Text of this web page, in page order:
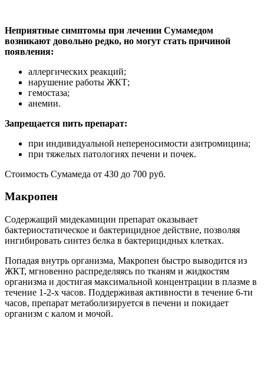
Неприятные симптомы при лечении Сумамедом
возникают довольно редко, но могут стать причиной
появления:
аллергических реакций;
нарушение работы ЖКТ;
гемостаза;
анемии.
Запрещается пить препарат:
при индивидуальной непереносимости азитромицина;
при тяжелых патологиях печени и почек.
Стоимость Сумамеда от 430 до 700 руб.
Макропен
Содержащий мидекамицин препарат оказывает
бактериостатическое и бактерицидное действие, позволяя
ингибировать синтез белка в бактерицидных клетках.
Попадая внутрь организма, Макропен быстро выводится из
ЖКТ, мгновенно распределяясь по тканям и жидкостям
организма и достигая максимальной концентрации в плазме в
течение 1-2-х часов. Поддерживая активности в течение 6-ти
часов, препарат метаболизируется в печени и покидает
организм с калом и мочой.